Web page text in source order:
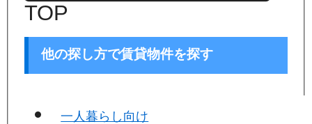
TOP
他の探し方で賃貸物件を探す
一人暮らし向け